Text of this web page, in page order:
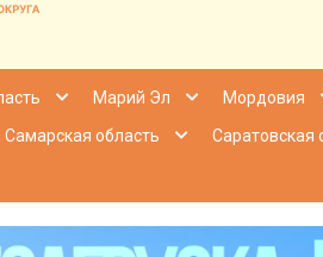
|Марий Эл Мордовия
Самарская область Саратовская